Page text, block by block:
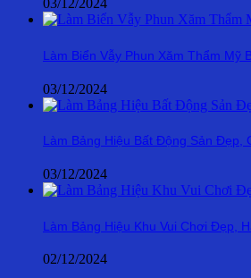
03/12/2024
Làm Biển Vẫy Phun Xăm Thẩm Mỹ
03/12/2024
Làm Bảng Hiệu Bất Động Sản Đẹp,
03/12/2024
Làm Bảng Hiệu Khu Vui Chơi Đẹp,
02/12/2024